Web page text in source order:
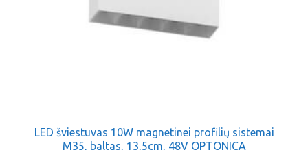
LED šviestuvas 10W magnetinei profilių sistemai
M35, baltas, 13,5cm, 48V OPTONICA